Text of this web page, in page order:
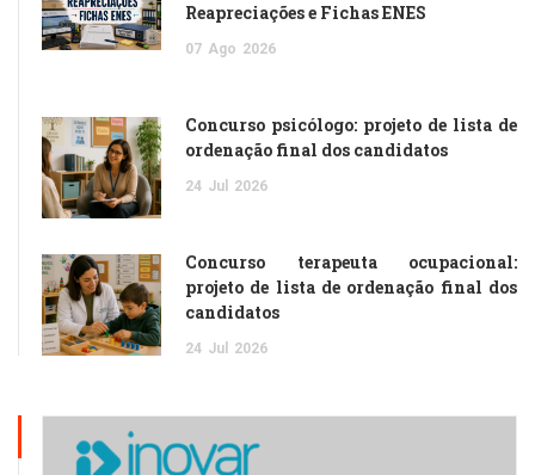
Reapreciações e Fichas ENES
07 Ago 2026
Concurso psicólogo: projeto de lista de
ordenação final dos candidatos
24 Jul 2026
Concurso terapeuta ocupacional:
projeto de lista de ordenação final dos
candidatos
24 Jul 2026